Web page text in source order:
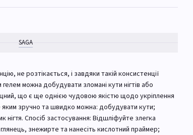
SAGA
не розтікається, і завдяки такій консистенції
можна добудувати зломані кути нігтів або
що є ще однією чудовою якістю щодо укріплення
яким зручно та швидко можна: добудувати кути;
Спосіб застосування: Відшліфуйте злегка
знежирте та нанесіть кислотний праймер;